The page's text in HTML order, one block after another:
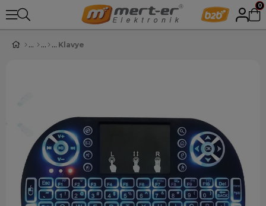
0
Klavye